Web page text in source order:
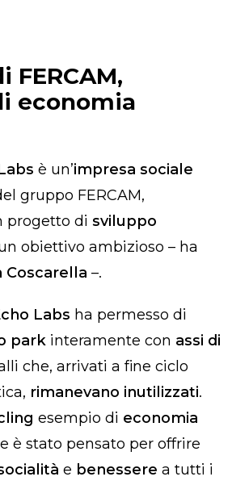
FERCAM,
economia
è un’impresa sociale
gruppo FERCAM,
progetto di sviluppo
obiettivo ambizioso – ha
Coscarella –.
Labs ha permesso di
park interamente con assi di
che, arrivati a fine ciclo
rimanevano inutilizzati.
esempio di economia
è stato pensato per offrire
e benessere a tutti i